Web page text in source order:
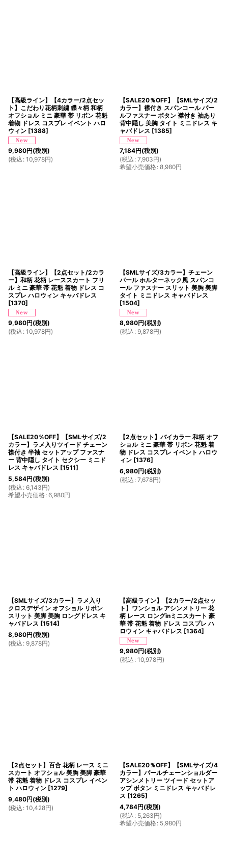
【高級ライン】【4カラー/2点セッ
ト】こだわり花柄刺繍 蝶々柄 和柄
オフショル ミニ 豪華 帯 リボン 花魁
着物 ドレス コスプレ イベント ハロ
ウィン [1388]
9,980円(税別)
(税込 : 10,978円)
【SALE20％OFF】【SMLサイズ/2
カラー】襟付き スパンコール パー
ルファスナー ボタン 襟付き 袖あり
背中隠し 美胸 タイト ミニドレス キ
ャバドレス [1385]
7,184円(税別)
(税込 : 7,903円)
希望小売価格: 8,980円
【高級ライン】【2点セット/2カラ
ー】和柄 花柄 レーススカート フリ
ル ミニ 豪華 帯 花魁 着物 ドレス コ
スプレ ハロウィン キャバドレス
[1370]
9,980円(税別)
(税込 : 10,978円)
【SMLサイズ/3カラー】チェーン
パール ホルターネック風 スパンコ
ール ファスナー スリット 美胸 美脚
タイト ミニドレス キャバドレス
[1504]
8,980円(税別)
(税込 : 9,878円)
【SALE20％OFF】【SMLサイズ/2
カラー】ラメ入りツイード チェーン
襟付き 半袖 セットアップ ファスナ
ー 背中隠し タイト セクシー ミニド
レス キャバドレス [1511]
5,584円(税別)
(税込 : 6,143円)
希望小売価格: 6,980円
【2点セット】バイカラー 和柄 オフ
ショル ミニ 豪華 帯 リボン 花魁 着
物 ドレス コスプレ イベント ハロウ
ィン [1376]
6,980円(税別)
(税込 : 7,678円)
【SMLサイズ/3カラー】ラメ入り
クロスデザイン オフショル リボン
スリット 美脚 美胸 ロングドレス キ
ャバドレス [1514]
8,980円(税別)
(税込 : 9,878円)
【高級ライン】【2カラー/2点セッ
ト】ワンショル アシンメトリー 花
柄 レース ロングinミニスカート 豪
華 帯 花魁 着物 ドレス コスプレ ハ
ロウィン キャバドレス [1364]
9,980円(税別)
(税込 : 10,978円)
【2点セット】百合 花柄 レース ミニ
スカート オフショル 美胸 美脚 豪華
帯 花魁 着物 ドレス コスプレ イベン
ト ハロウィン [1279]
9,480円(税別)
(税込 : 10,428円)
【SALE20％OFF】【SMLサイズ/4
カラー】パールチェーンショルダー
アシンメトリー ツイード セットア
ップ ボタン ミニドレス キャバドレ
ス [1265]
4,784円(税別)
(税込 : 5,263円)
希望小売価格: 5,980円